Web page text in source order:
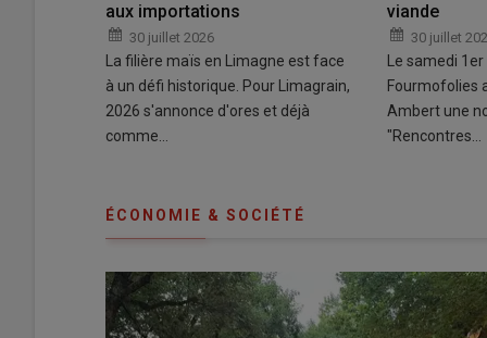
aux importations
30 juillet 2026
La filière maïs en Limagne est face
à un défi historique. Pour Limagrain,
2026 s'annonce d'ores et déjà
comme…
viande
30 juillet
Le samedi
Fourmofolies
Ambert une
"Rencontres…
ÉCONOMIE & SOCIÉTÉ